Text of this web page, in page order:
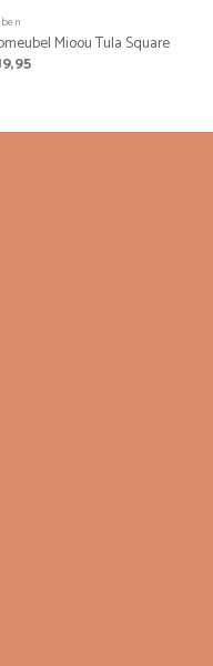
Mioou Tula Square